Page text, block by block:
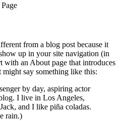
from a blog post because it
up in your site navigation (in
with an About page that introduces
say something like this:
by day, aspiring actor
I live in Los Angeles,
and I like piña coladas.
rain.)